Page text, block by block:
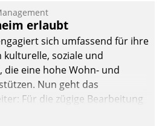
erlaubt
sich umfassend für ihre
kulturelle, soziale und
eine hohe Wohn- und
Nun geht das
Für die zügige Bearbeitung
Lob – richtet das